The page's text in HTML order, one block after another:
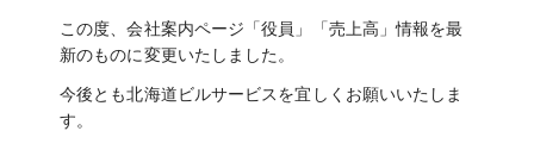
この度、会社案内ページ「役員」「売上高」情報を最
新のものに変更いたしました。
今後とも北海道ビルサービスを宜しくお願いいたしま
す。